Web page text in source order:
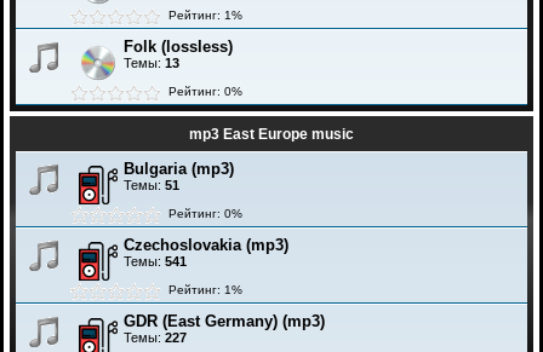
Рейтинг: 1%
Folk (lossless)
Темы: 13
Рейтинг: 0%
mp3 East Europe music
Bulgaria (mp3)
Темы: 51
Рейтинг: 0%
Czechoslovakia (mp3)
Темы: 541
Рейтинг: 1%
GDR (East Germany) (mp3)
Темы: 227